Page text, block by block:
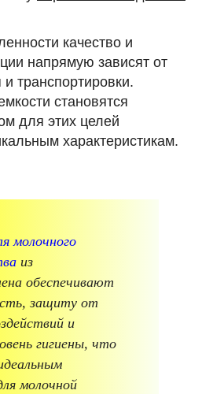
качество и
напрямую зависят от
транспортировки.
становятся
для этих целей
характеристикам.
молочного
из
обеспечивают
защиту от
и
гигиены, что
молочной